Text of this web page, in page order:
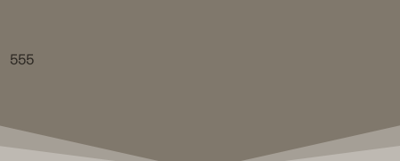
555